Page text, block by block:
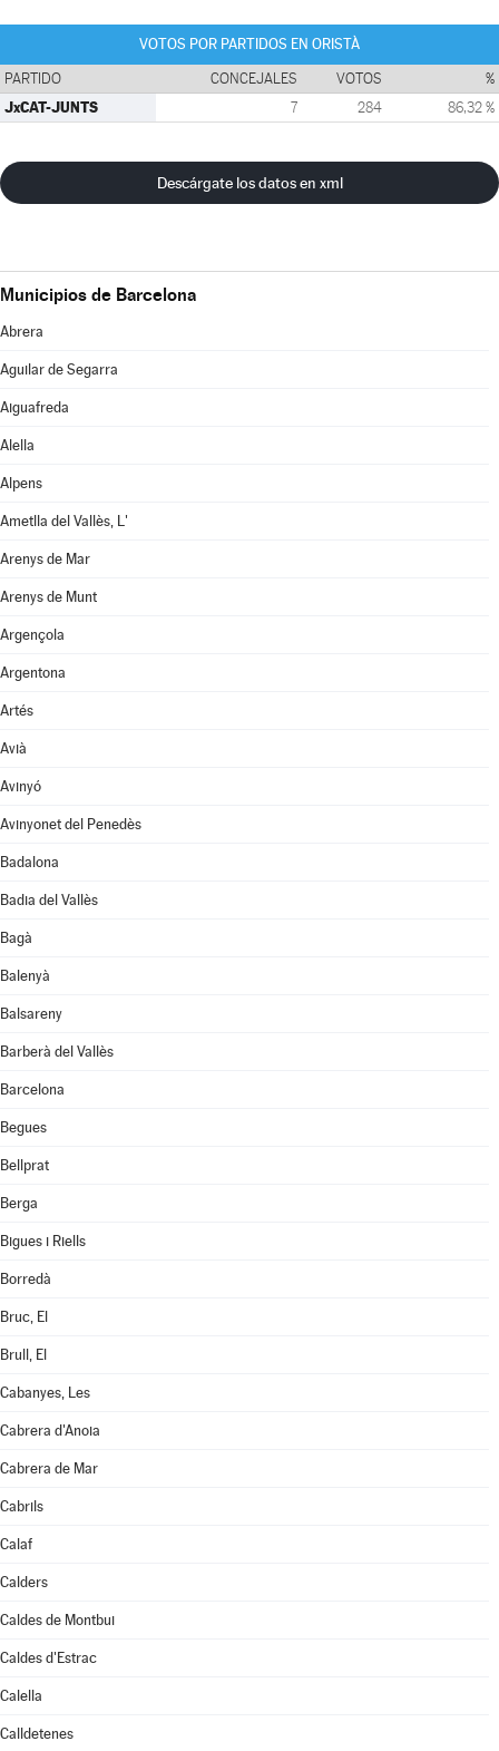
VOTOS POR PARTIDOS EN ORISTÀ
PARTIDO CONCEJALES VOTOS %
JxCAT-JUNTS 7 284 86,32 %
Descárgate los datos en xml
Municipios de Barcelona
Abrera
Aguilar de Segarra
Aiguafreda
Alella
Alpens
Ametlla del Vallès, L'
Arenys de Mar
Arenys de Munt
Argençola
Argentona
Artés
Avià
Avinyó
Avinyonet del Penedès
Badalona
Badia del Vallès
Bagà
Balenyà
Balsareny
Barberà del Vallès
Barcelona
Begues
Bellprat
Berga
Bigues i Riells
Borredà
Bruc, El
Brull, El
Cabanyes, Les
Cabrera d'Anoia
Cabrera de Mar
Cabrils
Calaf
Calders
Caldes de Montbui
Caldes d'Estrac
Calella
Calldetenes